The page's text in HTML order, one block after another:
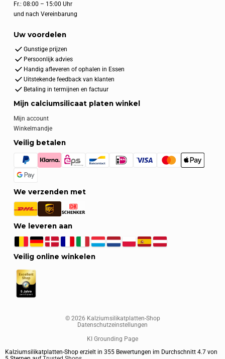
Fr.: 08:00 – 15:00 Uhr
und nach Vereinbarung
Uw voordelen
Gunstige prijzen
Persoonlijk advies
Handig afleveren of ophalen in Essen
Uitstekende feedback van klanten
Betaling in termijnen en factuur
Mijn calciumsilicaat platen winkel
Mijn account
Winkelmandje
Veilig betalen
We verzenden met
We leveren aan
Veilig online winkelen
© 2026 Kalziumsilikatplatten-Shop
Datenschutzeinstellungen
KI Grounding Page
Kalziumsilikatplatten-Shop erzielt in 355 Bewertungen im Durchschnitt 4.7 von